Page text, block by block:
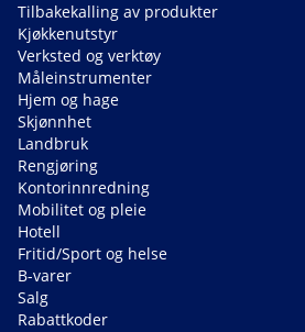
Tilbakekalling av produkter
Kjøkkenutstyr
Verksted og verktøy
Måleinstrumenter
Hjem og hage
Skjønnhet
Landbruk
Rengjøring
Kontorinnredning
Mobilitet og pleie
Hotell
Fritid/Sport og helse
B-varer
Salg
Rabattkoder